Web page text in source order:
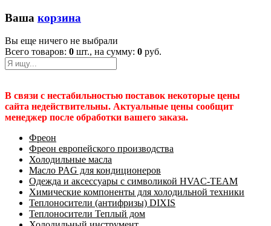
Ваша корзина
Вы еще ничего не выбрали
Всего товаров: 0 шт., на сумму: 0 руб.
В связи с нестабильностью поставок некоторые цены
сайта недействительны. Актуальные цены сообщит
менеджер после обработки вашего заказа.
Фреон
Фреон европейского производства
Холодильные масла
Масло PAG для кондиционеров
Одежда и аксессуары с символикой HVAC-TEAM
Химические компоненты для холодильной техники
Теплоносители (антифризы) DIXIS
Теплоносители Теплый дом